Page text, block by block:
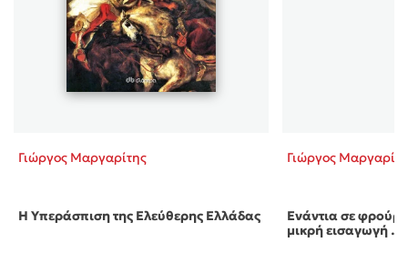
Γιώργος Μαργαρίτης
Η Υπεράσπιση της Ελεύθερης Ελλάδας
Γιώργος
Ενάντια σε
μικρή εισαγωγή …